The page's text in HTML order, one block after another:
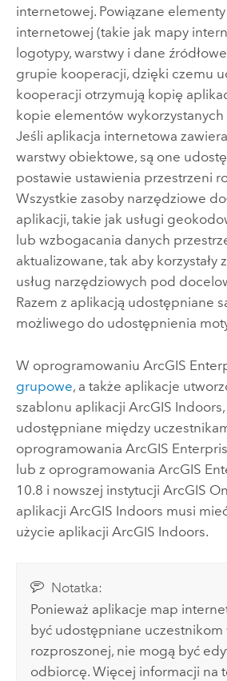
internetowej. Powiązane
internetowej (takie jak mapy
logotypy, warstwy i dane
grupie kooperacji, dzięki czemu
kooperacji otrzymują kopię
kopie elementów
Jeśli aplikacja internetowa
warstwy obiektowe, są one
postawie ustawienia przestrzeni
Wszystkie zasoby narzędziowe
aplikacji, takie jak usługi
lub wzbogacania danych
aktualizowane, tak aby
usług narzędziowych pod
Razem z aplikacją udostępniane
możliwego do udostępnienia
W oprogramowaniu ArcGIS
grupowe, a także aplikacje
szablonu aplikacji ArcGIS Indoors
udostępniane między
oprogramowania ArcGIS
lub z oprogramowania ArcGIS
10.8 i nowszej instytucji ArcGIS
aplikacji ArcGIS Indoors musi
użycie aplikacji ArcGIS Indoors.
Notatka:
Ponieważ aplikacje map
być udostępniane
rozproszonej, nie mogą być
odbiorcę. Więcej informacji na